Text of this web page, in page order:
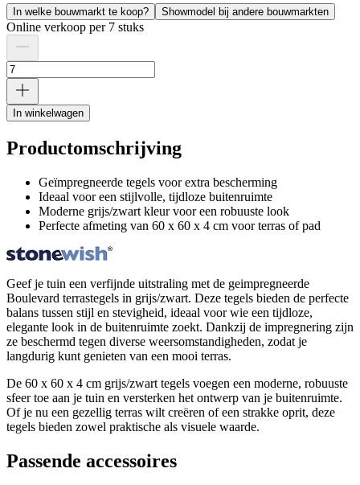
In welke bouwmarkt te koop? Showmodel bij andere bouwmarkten
Online verkoop per 7 stuks
In winkelwagen
Productomschrijving
Geïmpregneerde tegels voor extra bescherming
Ideaal voor een stijlvolle, tijdloze buitenruimte
Moderne grijs/zwart kleur voor een robuuste look
Perfecte afmeting van 60 x 60 x 4 cm voor terras of pad
Geef je tuin een verfijnde uitstraling met de geimpregneerde
Boulevard terrastegels in grijs/zwart. Deze tegels bieden de perfecte
balans tussen stijl en stevigheid, ideaal voor wie een tijdloze,
elegante look in de buitenruimte zoekt. Dankzij de impregnering zijn
ze beschermd tegen diverse weersomstandigheden, zodat je
langdurig kunt genieten van een mooi terras.
De 60 x 60 x 4 cm grijs/zwart tegels voegen een moderne, robuuste
sfeer toe aan je tuin en versterken het ontwerp van je buitenruimte.
Of je nu een gezellig terras wilt creëren of een strakke oprit, deze
tegels bieden zowel praktische als visuele waarde.
Passende accessoires